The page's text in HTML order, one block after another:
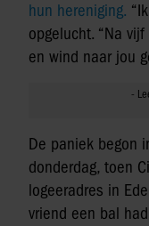
hun hereniging.
opgelucht. “Na
en wind naar jou
De paniek begon
donderdag, toen
logeeradres in
vriend een bal